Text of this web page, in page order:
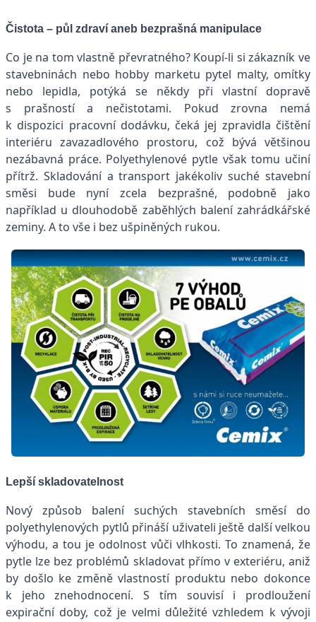
Čistota – půl zdraví aneb bezprašná manipulace
Co je na tom vlastně převratného? Koupí-li si zákazník ve
stavebninách nebo hobby marketu pytel malty, omítky
nebo lepidla, potýká se někdy při vlastní dopravě
s prašností a nečistotami. Pokud zrovna nemá
k dispozici pracovní dodávku, čeká jej zpravidla čištění
interiéru zavazadlového prostoru, což bývá většinou
nezábavná práce. Polyethylenové pytle však tomu učiní
přítrž. Skladování a transport jakékoliv suché stavební
směsi bude nyní zcela bezprašné, podobně jako
například u dlouhodobě zaběhlých balení zahrádkářské
zeminy. A to vše i bez ušpiněných rukou.
Lepší skladovatelnost
Nový způsob balení suchých stavebních směsí do
polyethylenových pytlů přináší uživateli ještě další velkou
výhodu, a tou je odolnost vůči vlhkosti. To znamená, že
pytle lze bez problémů skladovat přímo v exteriéru, aniž
by došlo ke změně vlastností produktu nebo dokonce
k jeho znehodnocení. S tím souvisí i prodloužení
expirační doby, což je velmi důležité vzhledem k vývoji